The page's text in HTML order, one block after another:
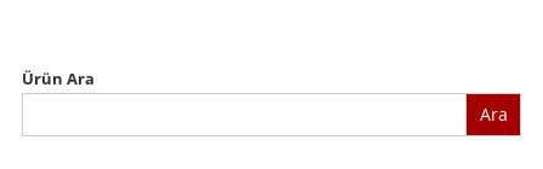
Ürün Ara
Ara